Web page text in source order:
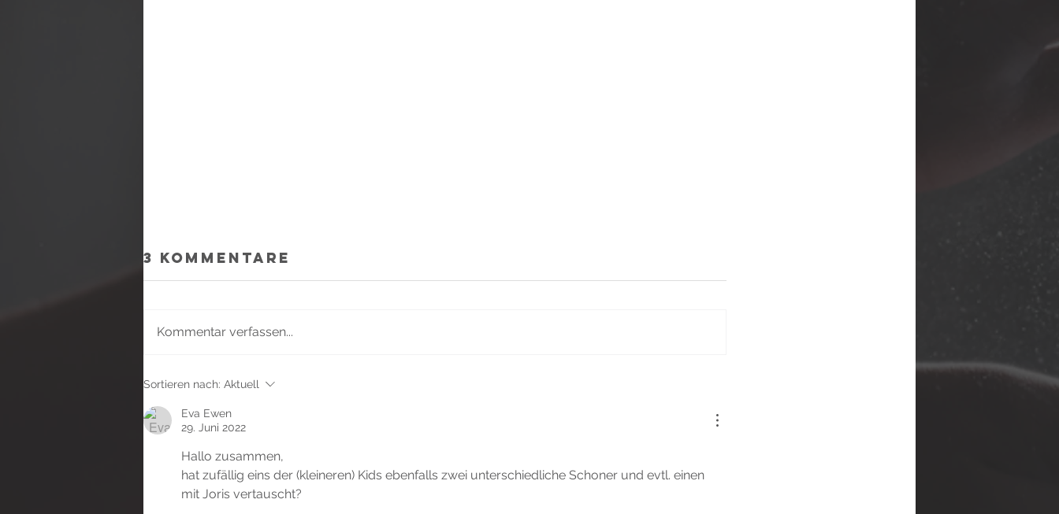
nur für
Frauen- Krav
Maga &
Kampfsportart
3 Kommentare
Kommentar verfassen...
Sortieren nach: Aktuell
Eva Ewen
29. Juni 2022
Hallo zusammen,
hat zufällig eins der (kleineren) Kids ebenfalls zwei unterschiedliche Schoner und evtl. einen
mit Joris vertauscht?